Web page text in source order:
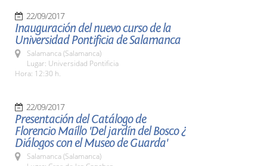
22/09/2017
Inauguración del nuevo curso de la
Universidad Pontificia de Salamanca
Salamanca (Salamanca)
Lugar: Universidad Pontificia
Hora: 12:30 h.
22/09/2017
Presentación del Catálogo de
Florencio Maíllo 'Del jardín del Bosco ¿
Diálogos con el Museo de Guarda'
Salamanca (Salamanca)